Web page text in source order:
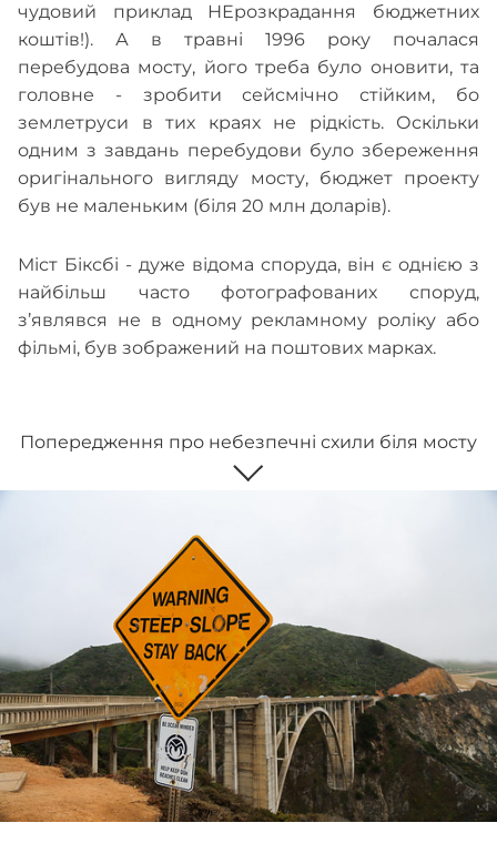
чудовий приклад НЕрозкрадання бюджетних
коштів!). А в травні 1996 року почалася
перебудова мосту, його треба було оновити, та
головне - зробити сейсмічно стійким, бо
землетруси в тих краях не рідкість. Оскільки
одним з завдань перебудови було збереження
оригінального вигляду мосту, бюджет проекту
був не маленьким (біля 20 млн доларів).
Міст Біксбі - дуже відома споруда, він є однією з
найбільш часто фотографованих споруд,
з’являвся не в одному рекламному роліку або
фільмі, був зображений на поштових марках.
Попередження про небезпечні схили біля мосту